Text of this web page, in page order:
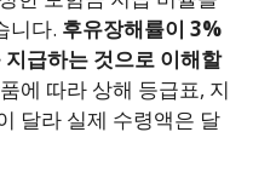
니다. 후유장해률이 3%
급하는 것으로 이해할
에 따라 상해 등급표, 지
달라 실제 수령액은 달